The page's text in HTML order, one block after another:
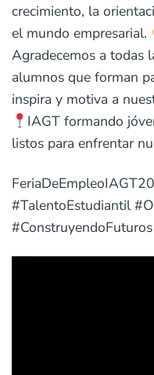
crecimiento, la
el mundo empresarial.
Agradecemos a todas
alumnos que forman
inspira y motiva a
IAGT formando
listos para enfrentar
#TalentoEstudiantil
#ConstruyendoFuturos